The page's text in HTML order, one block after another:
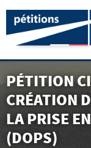
PÉTITION
CRÉATION
LA PRISE
(DOPS)